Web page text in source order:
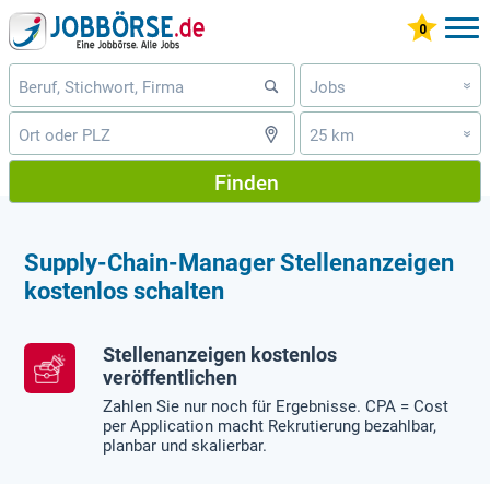
Jobs »
25 km »
Finden
Supply-Chain-Manager Stellenanzeigen
kostenlos schalten
Stellenanzeigen kostenlos
veröffentlichen
Zahlen Sie nur noch für Ergebnisse. CPA = Cost
per Application macht Rekrutierung bezahlbar,
planbar und skalierbar.